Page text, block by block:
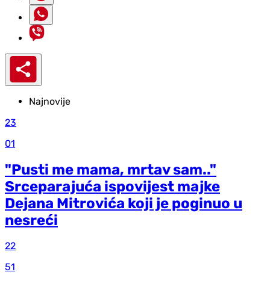
Najnovije
23
01
"Pusti me mama, mrtav sam.."
Srceparajuća ispovijest majke
Dejana Mitrovića koji je poginuo u
nesreći
22
51